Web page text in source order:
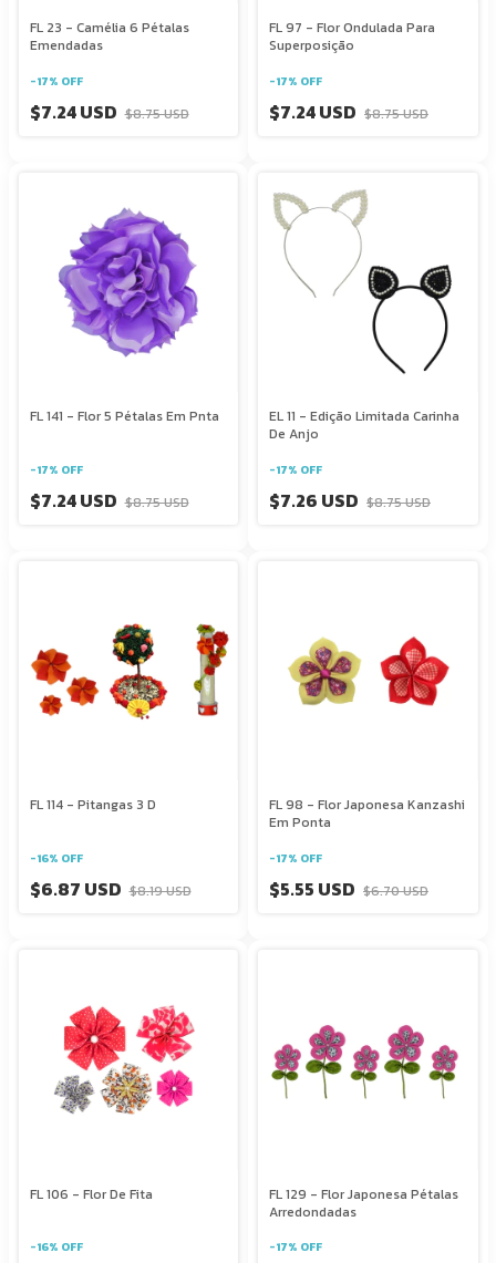
FL 23 - Camélia 6 Pétalas
Emendadas
-17% OFF
$7.24 USD $8.75 USD
FL 97 - Flor Ondulada Para
Superposição
-17% OFF
$7.24 USD $8.75 USD
FL 141 - Flor 5 Pétalas Em Pnta
-17% OFF
$7.24 USD $8.75 USD
EL 11 - Edição Limitada Carinha
De Anjo
-17% OFF
$7.26 USD $8.75 USD
FL 114 - Pitangas 3 D
-16% OFF
$6.87 USD $8.19 USD
FL 98 - Flor Japonesa Kanzashi
Em Ponta
-17% OFF
$5.55 USD $6.70 USD
FL 106 - Flor De Fita
-16% OFF
FL 129 - Flor Japonesa Pétalas
Arredondadas
-17% OFF